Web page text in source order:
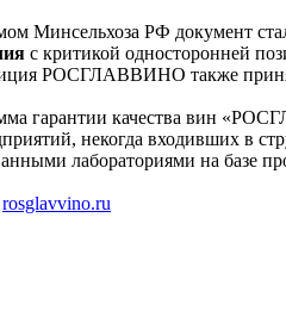
Минсельхоза РФ документ
с критикой односторонней
РОСГЛАВВИНО также
гарантии качества вин
некогда входивших
лабораториями на
rosglavvino.ru